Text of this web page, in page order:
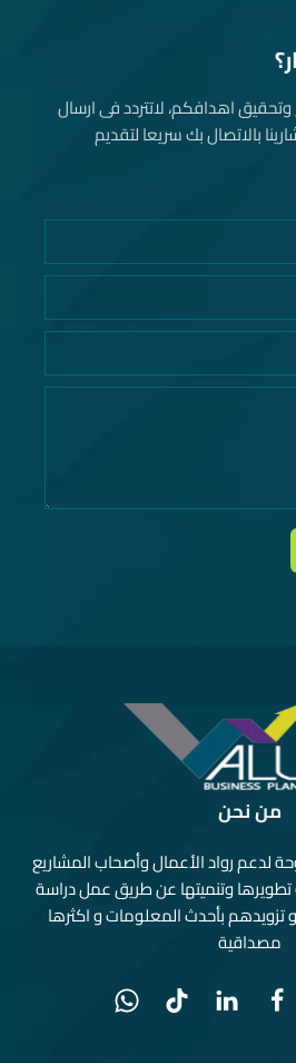
اهدافكم، لاتتردد فى ارسال
بالاتصال بك سريعا لتقديم
من نحن
لدعم رواد الأعمال وأصحاب المشاريع
وتنميتها عن طريق عمل دراسة
بأحدث المعلومات و اكثرها
مصداقية